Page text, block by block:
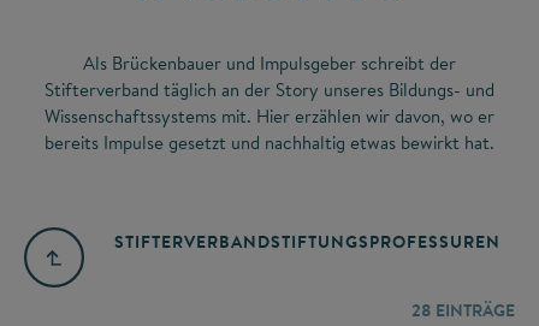
Als Brückenbauer und Impulsgeber schreibt der
Stifterverband täglich an der Story unseres Bildungs- und
Wissenschaftssystems mit. Hier erzählen wir davon, wo er
bereits Impulse gesetzt und nachhaltig etwas bewirkt hat.
STIFTERVERBANDSTIFTUNGSPROFESSUREN
28 EINTRÄGE